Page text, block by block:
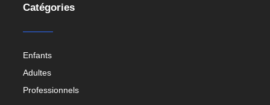
Catégories
Enfants
Adultes
Professionnels